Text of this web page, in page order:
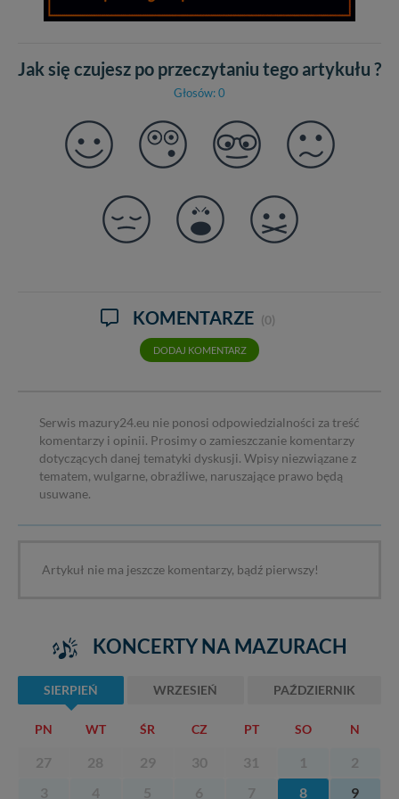
Jak się czujesz po przeczytaniu tego artykułu ?
Głosów: 0
KOMENTARZE (0)
DODAJ KOMENTARZ
Serwis mazury24.eu nie ponosi odpowiedzialności za treść
komentarzy i opinii. Prosimy o zamieszczanie komentarzy
dotyczących danej tematyki dyskusji. Wpisy niezwiązane z
tematem, wulgarne, obraźliwe, naruszające prawo będą
usuwane.
Artykuł nie ma jeszcze komentarzy, bądź pierwszy!
KONCERTY NA MAZURACH
SIERPIEŃ WRZESIEŃ PAŹDZIERNIK
PN WT ŚR CZ PT SO N
27 28 29 30 31 1
2
3
4 5 6 7 8
9